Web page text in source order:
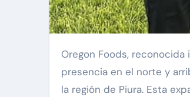
Oregon Foods, reconocida importadora de productos cárnicos premium en el Perú, extendió su
presencia en el norte y
la región de Piura. Esta